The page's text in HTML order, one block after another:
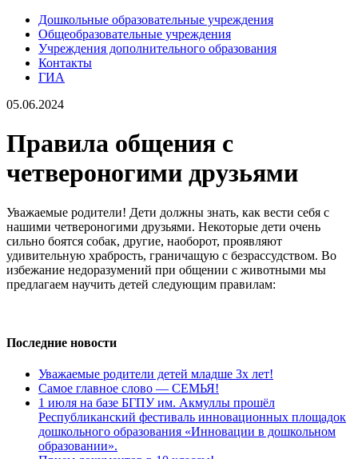
Дошкольные образовательные учреждения
Общеобразовательные учреждения
Учреждения дополнительного образования
Контакты
ГИА
05.06.2024
Правила общения с
четвероногими друзьями
Уважаемые родители! Дети должны знать, как вести себя с
нашими четвероногими друзьями. Некоторые дети очень
сильно боятся собак, другие, наоборот, проявляют
удивительную храбрость, граничащую с безрассудством. Во
избежание недоразумений при общении с животными мы
предлагаем научить детей следующим правилам:
Последние новости
Уважаемые родители детей младше 3х лет!
Самое главное слово — СЕМЬЯ!
1 июля на базе БГПУ им. Акмуллы прошёл
Республиканский фестиваль инновационных площадок
дошкольного образования «Инновации в дошкольном
образовании».